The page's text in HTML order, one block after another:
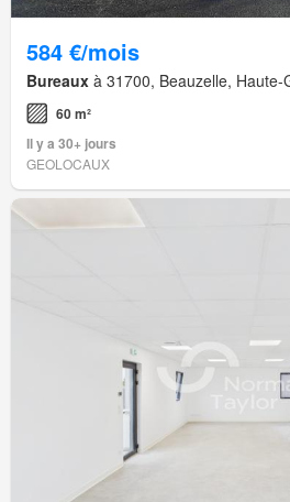
584 €/mois
Bureaux à 31700, Beauzelle,
60 m²
Il y a 30+ jours
GEOLOCAUX